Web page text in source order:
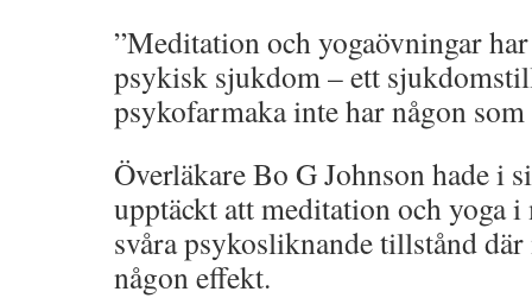
”Meditation och yogaövningar
psykisk sjukdom – ett
psykofarmaka inte har någon
Överläkare Bo G Johnson hade i
upptäckt att meditation och yoga
svåra psykosliknande tillstånd
någon effekt.